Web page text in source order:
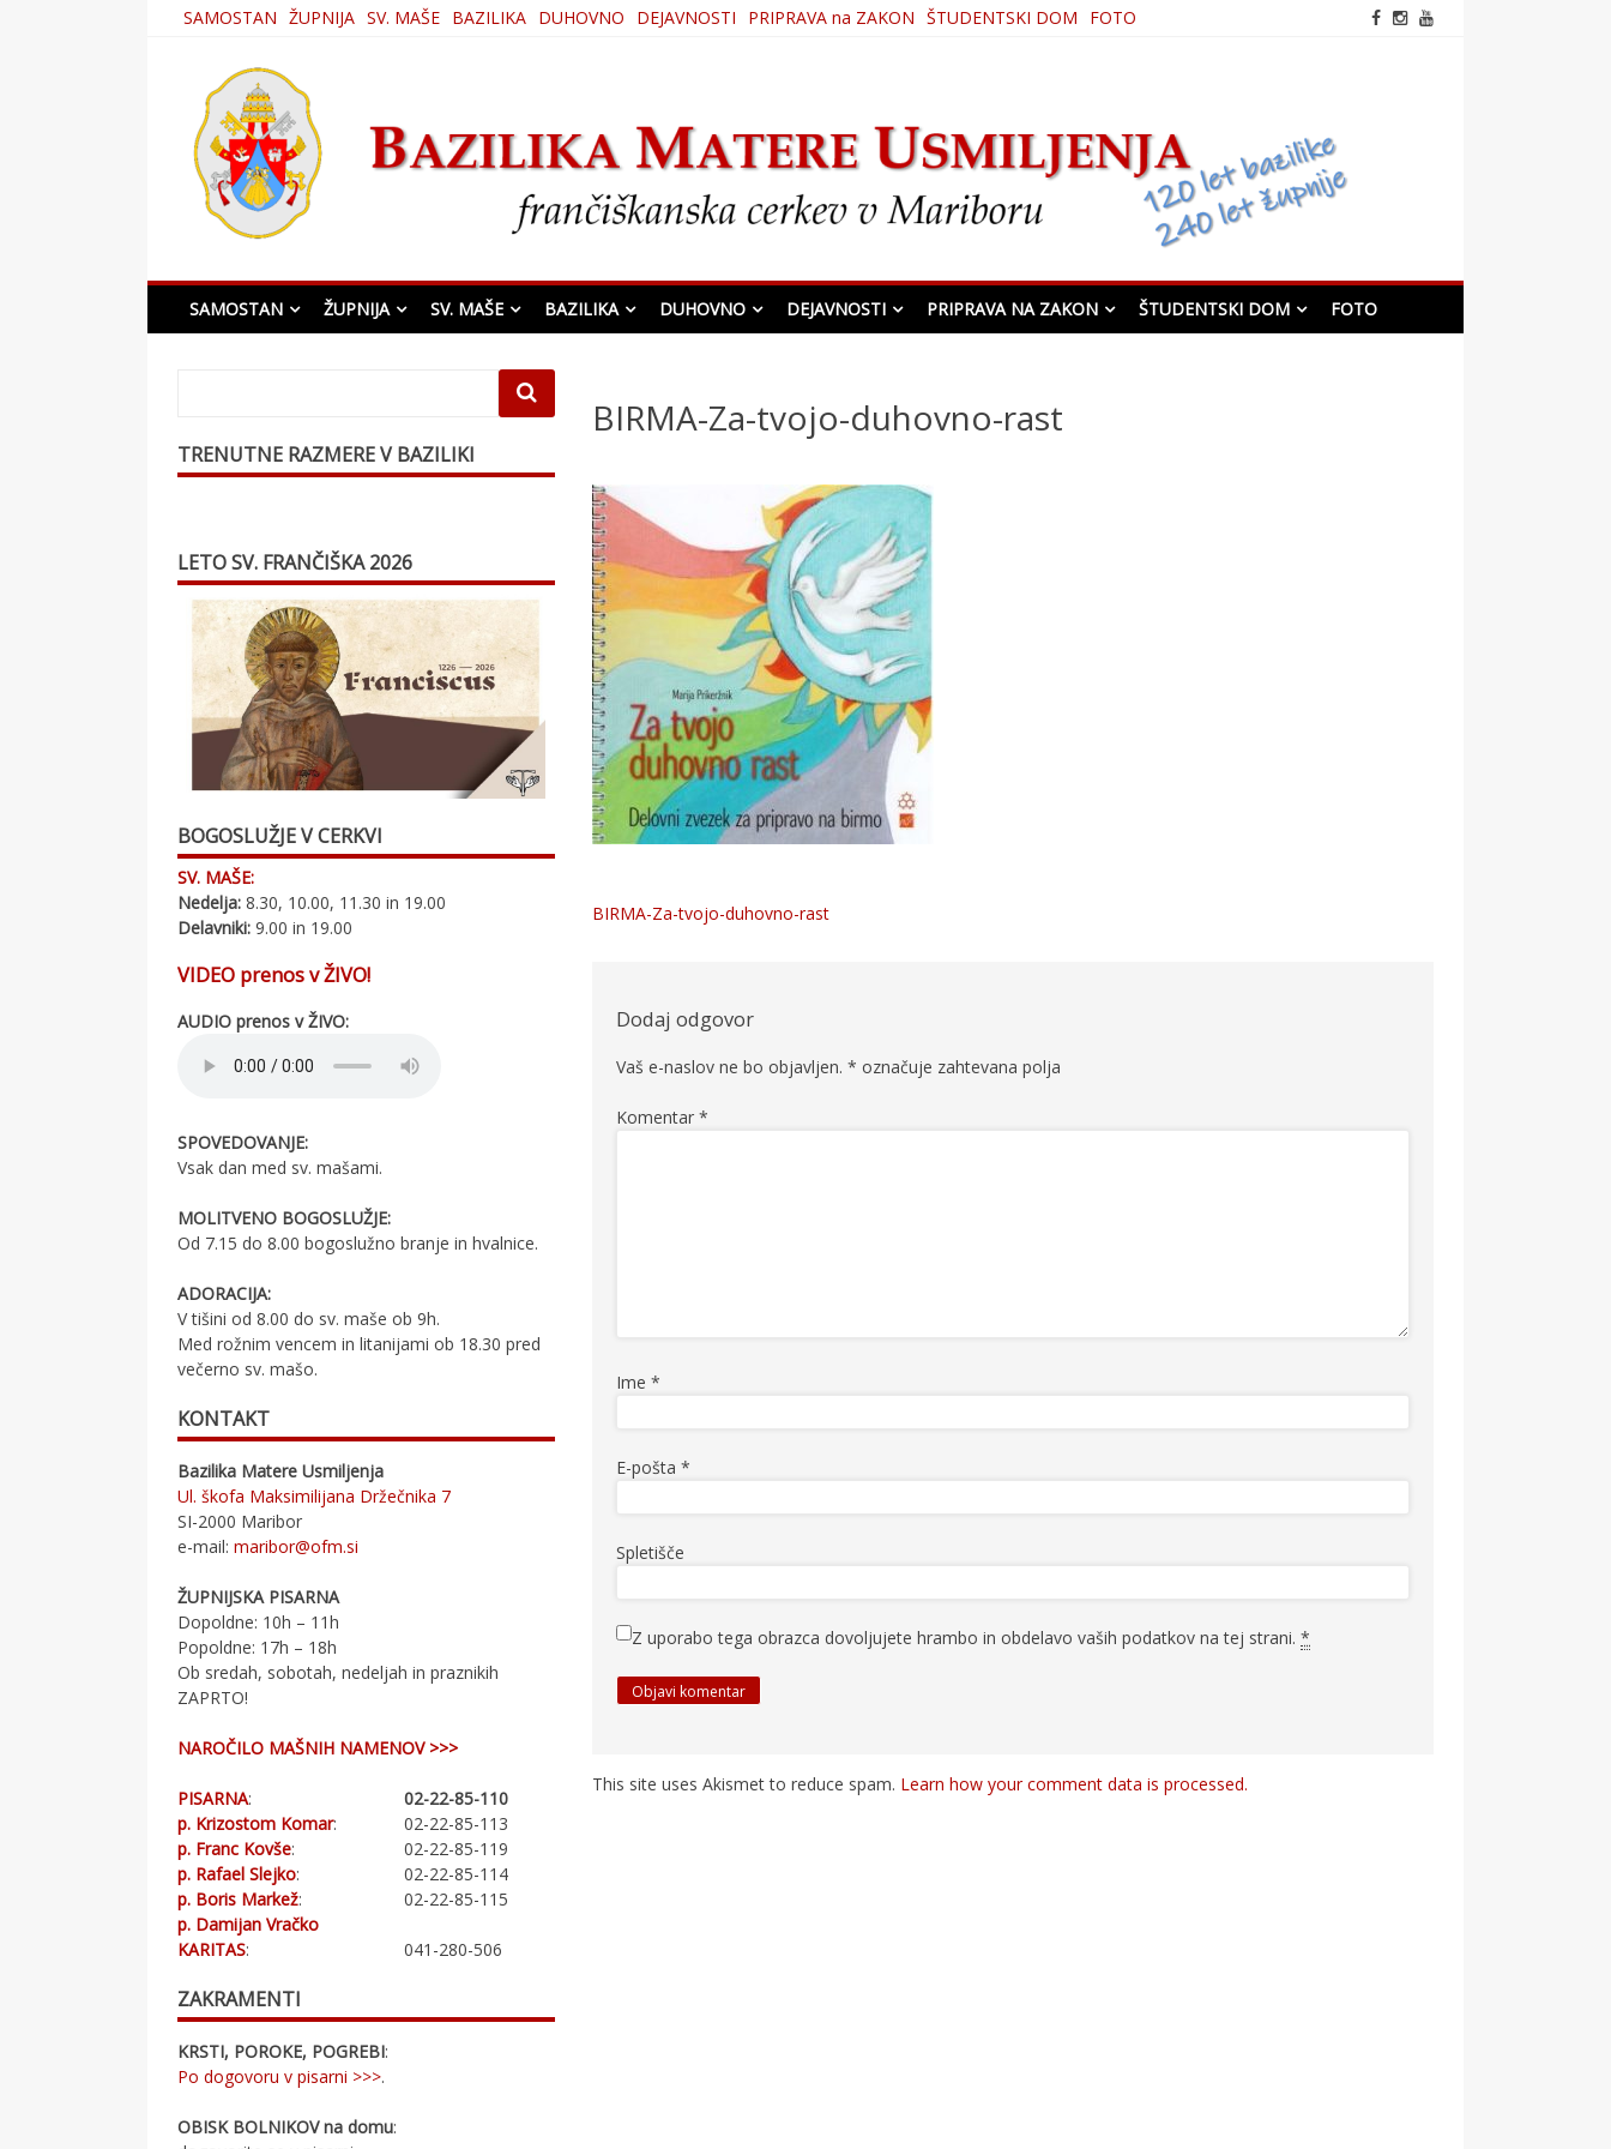
SAMOSTAN ŽUPNIJA SV. MAŠE BAZILIKA DUHOVNO DEJAVNOSTI PRIPRAVA na ZAKON ŠTUDENTSKI DOM FOTO
Bazilika Matere Usmiljenja
SAMOSTAN ŽUPNIJA SV. MAŠE BAZILIKA DUHOVNO DEJAVNOSTI PRIPRAVA NA ZAKON ŠTUDENTSKI DOM FOTO
BIRMA-Za-tvojo-duhovno-rast
BIRMA-Za-tvojo-duhovno-rast
Dodaj odgovor
Vaš e-naslov ne bo objavljen. * označuje zahtevana polja
Komentar *
Ime *
E-pošta *
Spletišče
Z uporabo tega obrazca dovoljujete hrambo in obdelavo vaših podatkov na tej strani. *
This site uses Akismet to reduce spam. Learn how your comment data is processed.
TRENUTNE RAZMERE V BAZILIKI
LETO SV. FRANČIŠKA 2026
BOGOSLUŽJE V CERKVI
SV. MAŠE:
Nedelja: 8.30, 10.00, 11.30 in 19.00
Delavniki: 9.00 in 19.00
VIDEO prenos v ŽIVO!
AUDIO prenos v ŽIVO:
SPOVEDOVANJE:
Vsak dan med sv. mašami.
MOLITVENO BOGOSLUŽJE:
Od 7.15 do 8.00 bogoslužno branje in hvalnice.
ADORACIJA:
V tišini od 8.00 do sv. maše ob 9h.
Med rožnim vencem in litanijami ob 18.30 pred
večerno sv. mašo.
KONTAKT
Bazilika Matere Usmiljenja
Ul. škofa Maksimilijana Držečnika 7
SI-2000 Maribor
e-mail:maribor@ofm.si
ŽUPNIJSKA PISARNA
Dopoldne: 10h – 11h
Popoldne: 17h – 18h
Ob sredah, sobotah, nedeljah in praznikih
ZAPRTO!
NAROČILO MAŠNIH NAMENOV >>>
PISARNA:
02-22-85-110
p. Krizostom Komar:
02-22-85-113
p. Franc Kovše:
02-22-85-119
p. Rafael Slejko:
02-22-85-114
p. Boris Markež:
02-22-85-115
p. Damijan Vračko
KARITAS: 041-280-506
ZAKRAMENTI
KRSTI, POROKE, POGREBI:
Po dogovoru v pisarni >>>.
OBISK BOLNIKOV na domu: